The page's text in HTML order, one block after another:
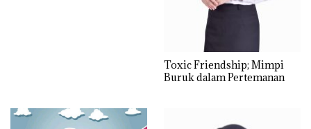
Toxic Friendship; Mimpi
Buruk dalam Pertemanan